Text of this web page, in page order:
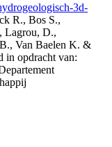
3d-
R., Bos S.,
Lagrou, D.,
Van Baelen K. &
in opdracht van: